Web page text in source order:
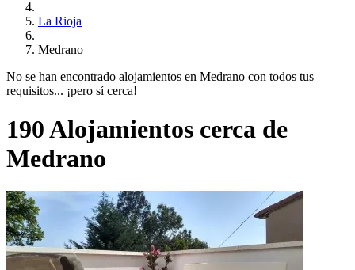
La Rioja
Medrano
No se han encontrado alojamientos en Medrano con todos tus
requisitos... ¡pero sí cerca!
190 Alojamientos cerca de
Medrano